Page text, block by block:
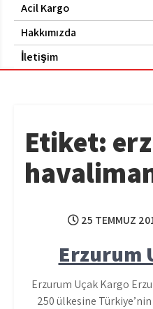
Acil Kargo
Hakkımızda
İletişim
Etiket:
25 TEMMUZ
Erzurum
Erzurum Uçak Kargo
250 ülkesine